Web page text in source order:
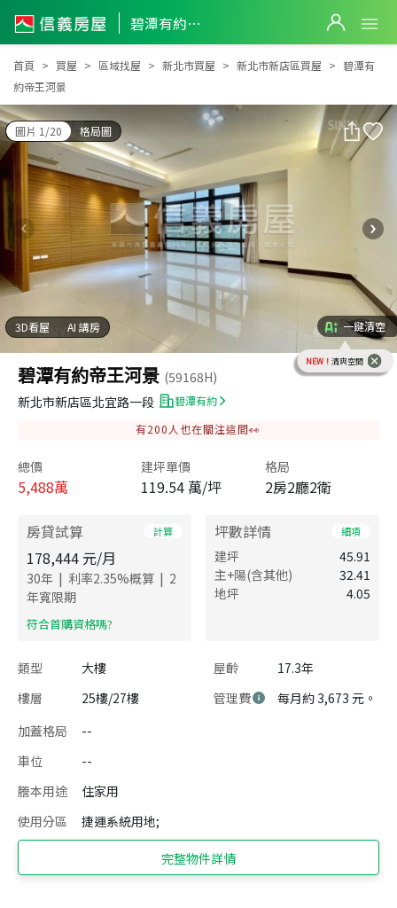
碧潭有約帝王河景
碧潭有約帝王河景
首頁 買屋 區域找屋 新北市買屋 新北市新店區買屋
碧潭有
約帝王河景
圖片 1/20 格局圖
3D看屋 AI 講房 一鍵清空
NEW！ 清爽空間
碧潭有約帝王河景 (59168H)
新北市新店區北宜路一段
碧潭有約
有200 人也在關注這間👀
總價
5,488萬
建坪單價
119.54 萬/坪
格局
2房2廳2衛
房貸試算 計算
178,444 元/月
30年 | 利率2.35%概算 | 2
年寬限期
​符合首購資格嗎?
坪數詳情 細項
建坪
45.91
主+陽(含其他)
32.41
地坪
4.05
類型 大樓 屋齡
17.3年
樓層
25樓/27樓 管理費
每月約 3,673 元。
加蓋格局
--
車位
--
謄本用途
住家用
使用分區
捷運系統用地;
完整物件詳情